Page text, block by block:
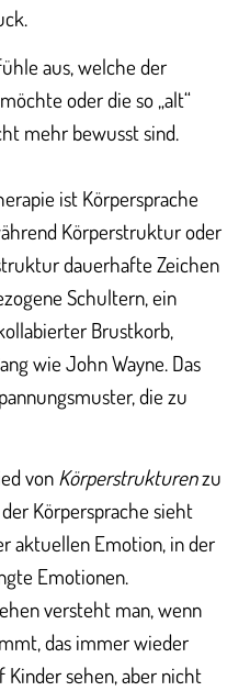
aus, welche der
oder die so „alt“
mehr bewusst sind.
ist Körpersprache
Körperstruktur oder
dauerhafte Zeichen
Schultern, ein
Brustkorb,
wie John Wayne. Das
die zu
von Körperstrukturenzu
der Körpersprache sieht
aktuellen Emotion, in der
Emotionen.
versteht man, wenn
das immer wieder
Kinder sehen, aber nicht